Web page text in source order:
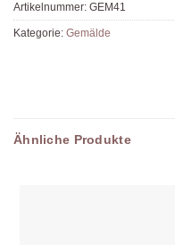
Artikelnummer: GEM41
Kategorie: Gemälde
Ähnliche Produkte